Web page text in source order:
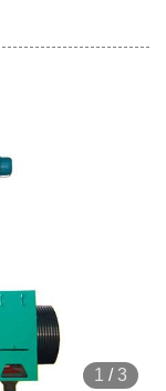
peut raffiner
1 /3